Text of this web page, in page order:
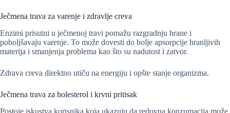
Ječmena trava za varenje i zdravlje creva
Enzimi prisutni u ječmenoj travi pomažu razgradnju hrane i
poboljšavaju varenje. To može dovesti do bolje apsorpcije hranljivih
materija i smanjenja problema kao što su nadutost i zatvor.
Zdrava creva direktno utiču na energiju i opšte stanje organizma.
Ječmena trava za holesterol i krvni pritisak
Postoje iskustva korisnika koja ukazuju da redovna konzumacija može